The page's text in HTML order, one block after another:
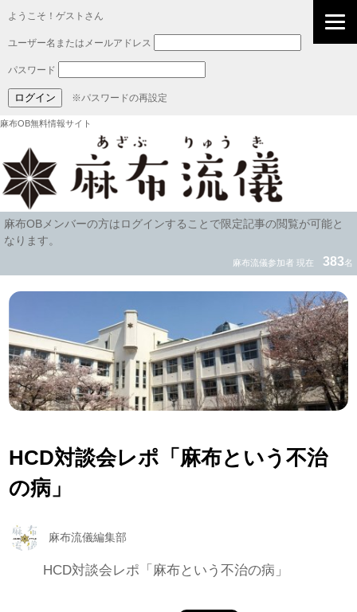
ようこそ！ゲストさん
ユーザー名またはメールアドレス
パスワード
※パスワードの再設定
麻布OB無料情報サイト
麻布OBメンバーの方はログインすることで限定記事の閲覧が可能と
なります。
麻布流儀参加者 現在 383名
HCD対談会レポ「麻布という不治
の病」
麻布流儀編集部
HCD対談会レポ「麻布という不治の病」